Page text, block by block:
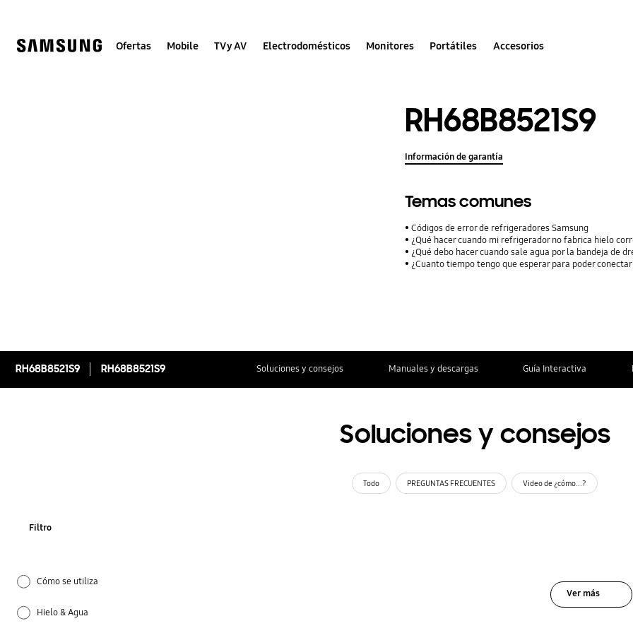
Ofertas Mobile TV y AV Electrodomésticos Monitores Portátiles Accesorios
RH68B8521S9
Información de garantía
Temas comunes
Códigos de error de refrigeradores Samsung
¿Qué hacer cuando mi refrigerador no fabrica hielo
¿Qué debo hacer cuando sale agua por la bandeja de
¿Cuanto tiempo tengo que esperar para poder
RH68B8521S9 RH68B8521S9 Soluciones y consejos Manuales y descargas Guía Interactiva
Soluciones y consejos
Todo PREGUNTAS FRECUENTES Video de ¿cómo...?
Filtro
Cómo se utiliza
Hielo & Agua
Ver más